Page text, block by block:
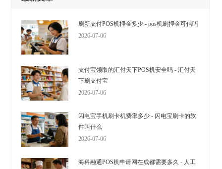
刷新支付POS机押金多少 - pos机刷押金可信吗
2026-07-06
支付宝领取的汇付天下POS机安全吗 - 汇付天
下刷支付宝
2026-07-06
闪电宝手机刷卡机费率多少 - 闪电宝刷卡的软
件叫什么
2026-07-06
海科融通POS机申请网在成都需要多久 - 人工